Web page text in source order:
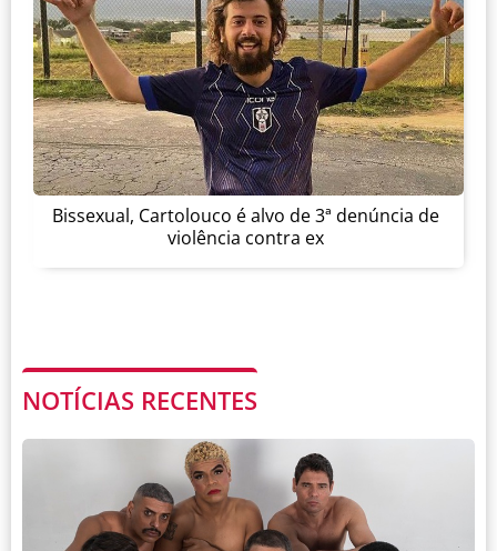
Bissexual, Cartolouco é alvo de 3ª denúncia de
violência contra ex
NOTÍCIAS RECENTES